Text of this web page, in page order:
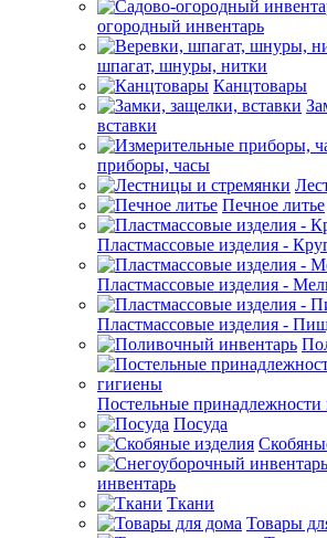
огородный инвентарь
шпагат, шнуры, нитки
Канцтовары
вставки
приборы, часы
Печное литье
Пластмассовые изделия -
Пластмассовые изделия -
Пластмассовые изделия -
Постельные принадлежности
Посуда
инвентарь
Ткани
Товары